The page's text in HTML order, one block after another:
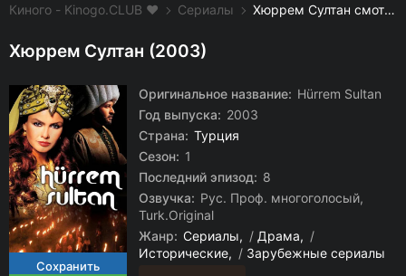
Киного - Kinogo.CLUB ❤️ Сериалы Хюррем Султан смотреть онлайн бесплатно
Хюррем Султан (2003)
Оригинальное название: Hürrem Sultan
Год выпуска: 2003
Страна: Турция
Сезон: 1
Последний эпизод: 8
Озвучка: Рус. Проф. многоголосый,
Turk.Original
Жанр: Сериалы / Драма
/
Исторические
/ Зарубежные сериалы